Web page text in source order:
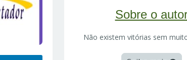
Sobre o
Não existem vitórias sem